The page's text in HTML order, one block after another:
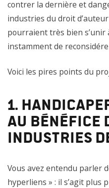
contrer la dernière et
industries du droit
pourraient très bien s’unir
instamment de
Voici les pires points du
1.
au bénéfice
industries
Vous avez entendu parler
hyperliens » : il s’agit plus